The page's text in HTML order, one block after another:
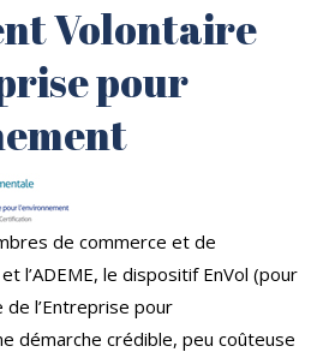
Volontaire
pour
de commerce et de
l’ADEME, le dispositif EnVol (pour
l’Entreprise pour
démarche crédible, peu coûteuse